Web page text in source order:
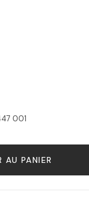
001
AU PANIER